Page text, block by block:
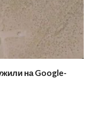
на Google-